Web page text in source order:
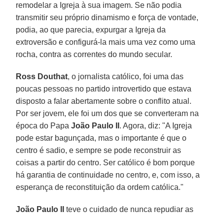
remodelar a Igreja à sua imagem. Se não podia
transmitir seu próprio dinamismo e força de vontade,
podia, ao que parecia, expurgar a Igreja da
extroversão e configurá-la mais uma vez como uma
rocha, contra as correntes do mundo secular.
Ross Douthat, o jornalista católico, foi uma das
poucas pessoas no partido introvertido que estava
disposto a falar abertamente sobre o conflito atual.
Por ser jovem, ele foi um dos que se converteram na
época do PapaJoão Paulo II . Agora, diz: "A Igreja
pode estar bagunçada, mas o importante é que o
centro é sadio, e sempre se pode reconstruir as
coisas a partir do centro. Ser católico é bom porque
há garantia de continuidade no centro, e, com isso, a
esperança de reconstituição da ordem católica."
João Paulo II
teve o cuidado de nunca repudiar as